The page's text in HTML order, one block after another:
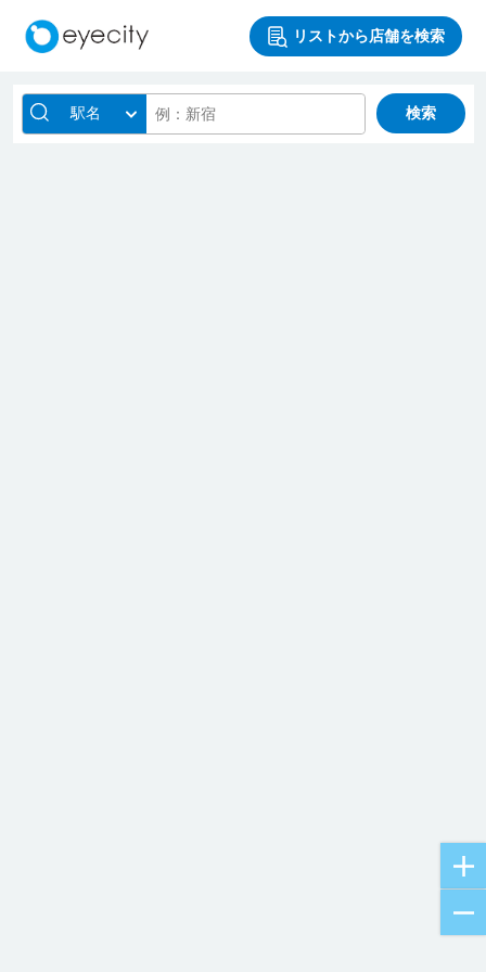
リストから店舗を検索
駅名 検索